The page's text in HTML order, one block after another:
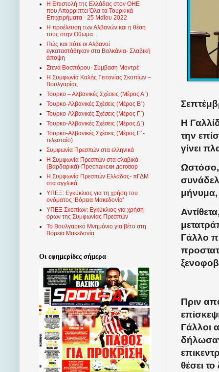
Η
την
γίνει
μήνυμα,
Γάλλο
Πριν
Γάλλοι
θέσει
Η Επιστολή της Ελλάδας στον ΟΗΕ
που Απορρίπτει Όλα τα Τουρκικά
Επιχειρήματα - 25 Μαΐου 2022
Η προέλευση των Αλβανών και η θέση
τους στην Οθωμα...
Πώς και πότε οι Αλβανοί
εγκαταστάθηκαν στα Βαλκάνια- Σλαβική
άποψη
Στενά Βοσπόρου- Σύμβαση Μοντρέ
Η Συμφωνία Καλής Γειτονίας Σκοπίων –
Βουλγαρίας
Τουρκο – Αλβανικές Σχέσεις (Mέρος Α΄)
Τουρκο-Αλβανικές Σχέσεις (Μέρος Β΄)
Τουρκο-Αλβανικές Σχέσεις (Μέρος Γ΄)
Τουρκο-Αλβανικές Σχέσεις (Μέρος Δ΄)
Τουρκο-Αλβανικές Σχέσεις (Μέρος Ε΄-
τελευταίο)
Συμφωνία Πρεσπών στα ελληνικά
Η Συμφωνία Πρεσπών στα σλαβικά
(Βαρδαρικά)-Преспански договор
Η Συμφωνία Πρεσπών Ελλάδας- πΓΔΜ
στα αγγλικά
ΥΠΕΞ: Εγκύκλιος για τη χρήση του
ονόματος ‘Βόρεια Μακεδονία’
ΥΠΕΞ Σκοπίων: Εγκύκλιος για χρήση
όρων της Συμφωνίας Πρεσπών
Το Βουλγαρικό Μνημόνιο για βέτο στη
Βόρεια Μακεδονία
Οι εφημερίδες σήμερα